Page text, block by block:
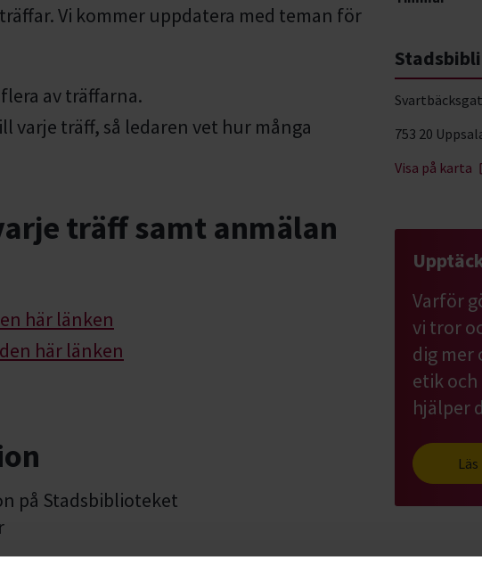
Vi kommer uppdatera med teman för
av träffarna.
varje träff, så ledaren vet hur många
träff samt anmälan
här länken
här länken
på Stadsbiblioteket
753 20
Visa på karta
Varför
vi tror
dig mer
etik och
hjälper